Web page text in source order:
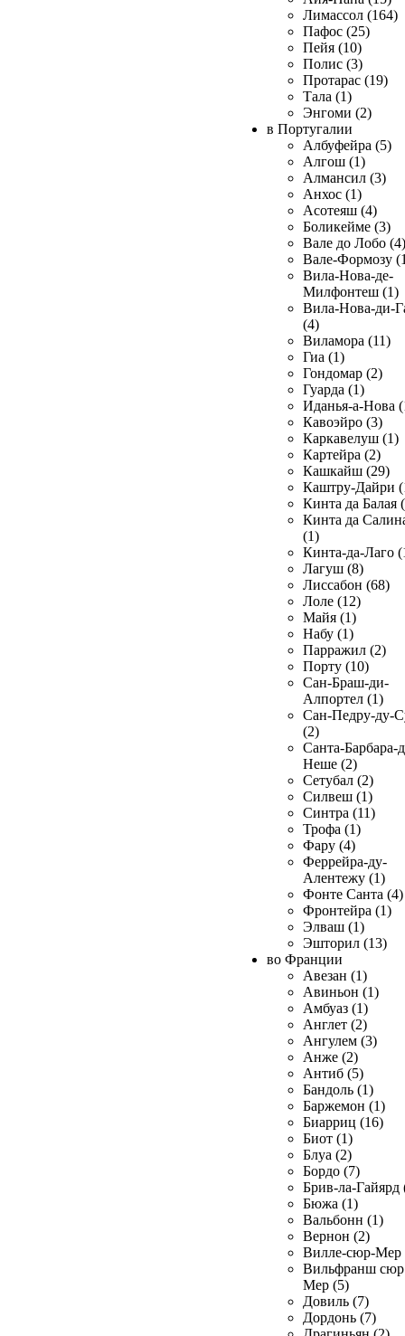
Лимассол (164)
Пафос (25)
Пейя (10)
Полис (3)
Протарас (19)
Тала (1)
Энгоми (2)
в Португалии
Албуфейра (5)
Алгош (1)
Алмансил (3)
Анхос (1)
Асотеяш (4)
Боликейме (3)
Вале до Лобо (4)
Вале-Формозу
Вила-Нова-де-
Милфонтеш (1)
Вила-Нова-ди-
(4)
Виламора (11)
Гиа (1)
Гондомар (2)
Гуарда (1)
Иданья-а-Нова
Кавоэйро (3)
Каркавелуш (1)
Картейра (2)
Кашкайш (29)
Каштру-Дайри
Кинта да Балая
Кинта да
(1)
Кинта-да-Лаго
Лагуш (8)
Лиссабон (68)
Лоле (12)
Майя (1)
Набу (1)
Парражил (2)
Порту (10)
Сан-Браш-ди-
Алпортел (1)
Сан-Педру-ду-
(2)
Санта-Барбара-
Неше (2)
Сетубал (2)
Силвеш (1)
Синтра (11)
Трофа (1)
Фару (4)
Феррейра-ду-
Алентежу (1)
Фонте Санта (4)
Фронтейра (1)
Элваш (1)
Эшторил (13)
во Франции
Авезан (1)
Авиньон (1)
Амбуаз (1)
Англет (2)
Ангулем (3)
Анже (2)
Антиб (5)
Бандоль (1)
Баржемон (1)
Биарриц (16)
Биот (1)
Блуа (2)
Бордо (7)
Брив-ла-Гайярд
Бюжа (1)
Вальбонн (1)
Вернон (2)
Вилле-сюр-Мер
Вильфранш сюр
Мер (5)
Довиль (7)
Дордонь (7)